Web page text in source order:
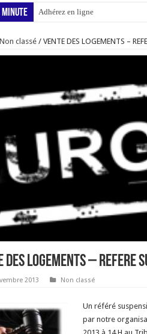
Adhérez en ligne
Non classé / VENTE DES LOGEMENTS –
DES LOGEMENTS – REFERE
2013 Non classé
Un référé
par notre